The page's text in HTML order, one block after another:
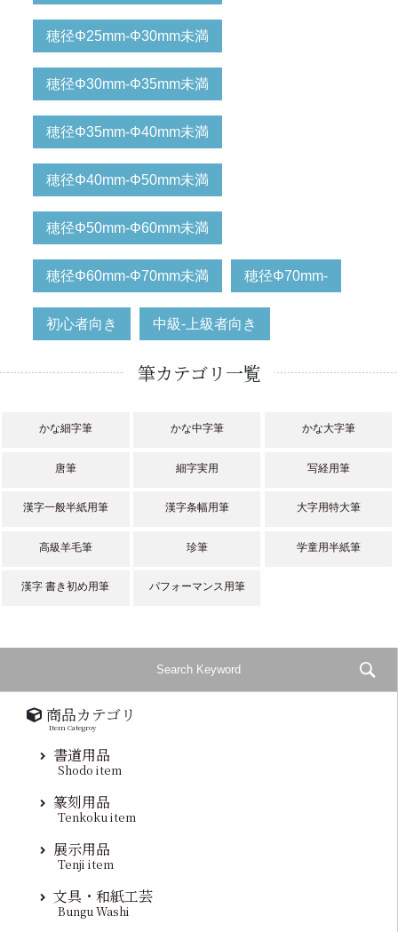
穂径Φ25mm-Φ30mm未満
穂径Φ30mm-Φ35mm未満
穂径Φ35mm-Φ40mm未満
穂径Φ40mm-Φ50mm未満
穂径Φ50mm-Φ60mm未満
穂径Φ60mm-Φ70mm未満 穂径Φ70mm-
初心者向き 中級-上級者向き
筆カテゴリ一覧
かな細字筆 かな中字筆 かな大字筆
唐筆 細字実用 写経用筆
漢字一般半紙用筆 漢字条幅用筆 大字用特大筆
高級羊毛筆 珍筆 学童用半紙筆
漢字 書き初め用筆 パフォーマンス用筆
商品カテゴリ
Item Categroy
書道用品
Shodo item
篆刻用品
Tenkoku item
展示用品
Tenji item
文具・和紙工芸
Bungu Washi